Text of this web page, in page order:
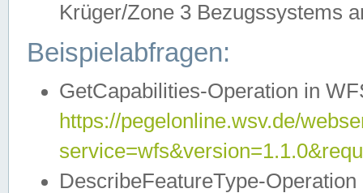
Krüger/Zone 3 Bezugssystems
Beispielabfragen:
GetCapabilities-Operation in
https://pegelonline.wsv.de/
DescribeFeatureType-